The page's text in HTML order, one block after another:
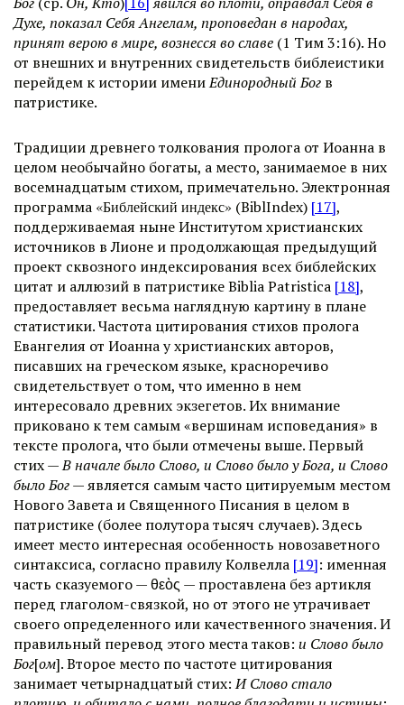
Духе, показал Себя Ангелам, проповедан в народах,
принят верою в мире, вознесся во славе (1 Тим 3:16). Но
от внешних и внутренних свидетельств библеистики
перейдем к истории имениЕдинородный Бог в
патристике.
Традиции древнего толкования пролога от Иоанна в
целом необычайно богаты, а место, занимаемое в них
восемнадцатым стихом, примечательно. Электронная
программа «Библейский индекс» (BiblIndex) [17],
поддерживаемая ныне Институтом христианских
источников в Лионе и продолжающая предыдущий
проект сквозного индексирования всех библейских
цитат и аллюзий в патристике Biblia Patristica [18],
предоставляет весьма наглядную картину в плане
статистики. Частота цитирования стихов пролога
Евангелия от Иоанна у христианских авторов,
писавших на греческом языке, красноречиво
свидетельствует о том, что именно в нем
интересовало древних экзегетов. Их внимание
приковано к тем самым «вершинам исповедания» в
тексте пролога, что были отмечены выше. Первый
стих —В начале было Слово, и Слово было у Бога, и Слово
было Бог— является самым часто цитируемым местом
Нового Завета и Священного Писания в целом в
патристике (более полутора тысяч случаев). Здесь
имеет место интересная особенность новозаветного
синтаксиса, согласно правилу Колвелла [19]: именная
часть сказуемого — θεὸς — проставлена без артикля
перед глаголом-связкой, но от этого не утрачивает
своего определенного или качественного значения. И
правильный перевод этого места таков: и Слово было
Бог[ом]. Второе место по частоте цитирования
занимает четырнадцатый стих:И Слово стало